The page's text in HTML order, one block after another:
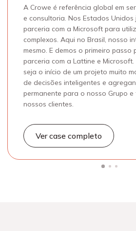
A Crowe é referência global em
e consultoria. Nos Estados Unidos
parceria com a Microsoft para
complexos. Aqui no Brasil, nosso
mesmo. E demos o primeiro passo
parceria com a Lattine e Microsoft.
seja o início de um projeto muito
de decisões inteligentes e
permanente para o nosso Grupo e
nossos clientes.
Ver case completo